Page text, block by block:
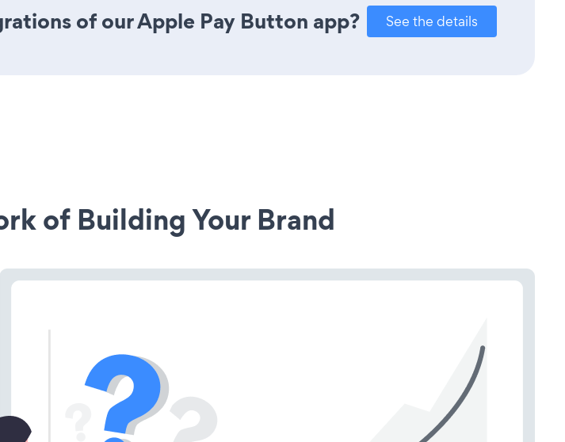
of our Apple Pay Button app? See the details
of Building Your Brand